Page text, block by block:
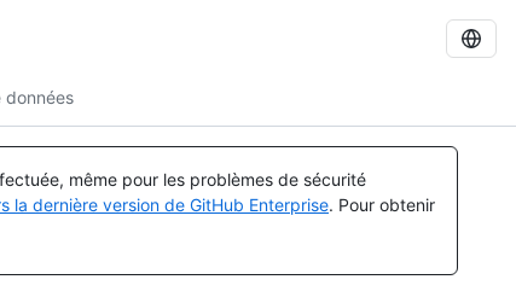
données
même pour les problèmes de sécurité
la dernière version de GitHub Enterprise. Pour obtenir